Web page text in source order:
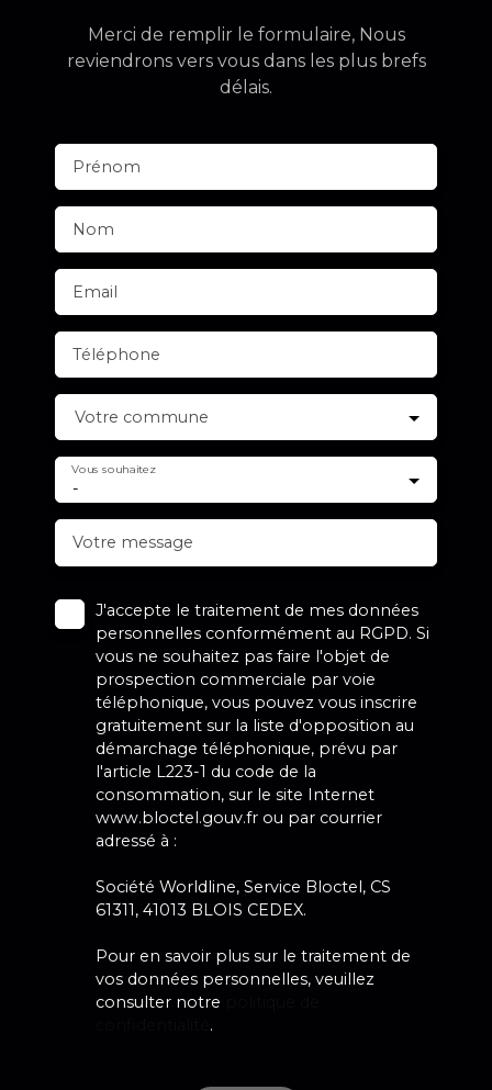
Merci de remplir le formulaire, Nous
reviendrons vers vous dans les plus brefs
délais.
Prénom
Nom
Email
Téléphone
Votre commune
-
Vous souhaitez
Votre message
J'accepte le traitement de mes données
personnelles conformément au RGPD. Si
vous ne souhaitez pas faire l'objet de
prospection commerciale par voie
téléphonique, vous pouvez vous inscrire
gratuitement sur la liste d'opposition au
démarchage téléphonique, prévu par
l'article L223-1 du code de la
consommation, sur le site Internet
www.bloctel.gouv.fr ou par courrier
adressé à :
Société Worldline, Service Bloctel, CS
61311, 41013 BLOIS CEDEX.
Pour en savoir plus sur le traitement de
vos données personnelles, veuillez
consulter notre
.